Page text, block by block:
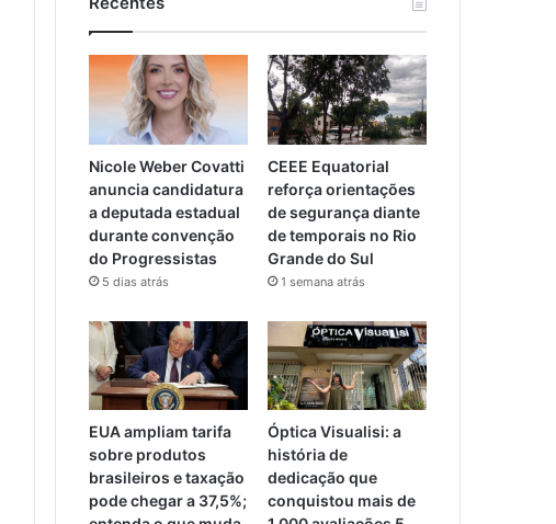
Nicole Weber Covatti
anuncia candidatura
a deputada estadual
durante convenção
do Progressistas
5 dias atrás
CEEE Equatorial
reforça orientações
de segurança diante
de temporais no Rio
Grande do Sul
1 semana atrás
EUA ampliam tarifa
sobre produtos
brasileiros e taxação
pode chegar a 37,5%;
Óptica Visualisi: a
história de
dedicação que
conquistou mais de